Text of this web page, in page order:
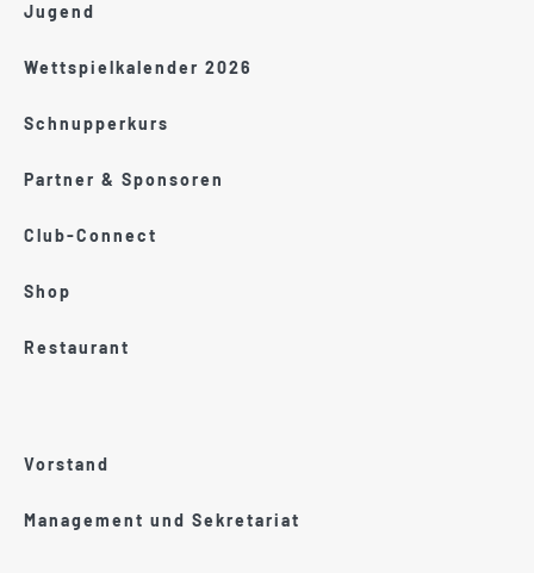
Jugend
Wettspielkalender 2026
Schnupperkurs
Partner & Sponsoren
Club-Connect
Shop
Restaurant
Vorstand
Management und Sekretariat